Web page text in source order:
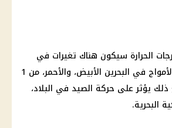
الحرارة سيكون هناك تغيرات في
الملاحة حيث ترتفع الأمواج في البحرين الأبيض، والأحمر، من 1
ذلك يؤثر على حركة الصيد في البلاد،
البحرية.